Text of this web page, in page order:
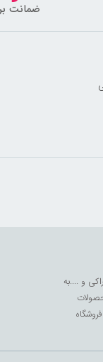
ضمانت
و ....به